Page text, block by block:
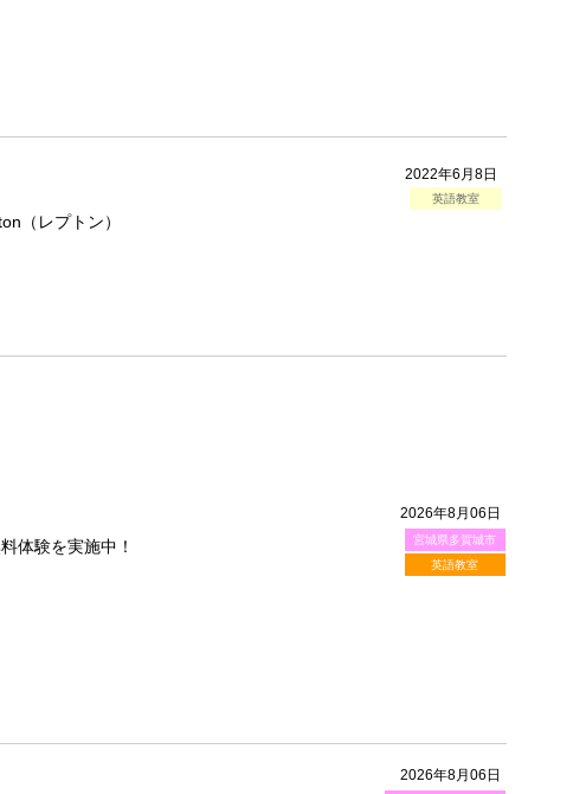
2022年6月8日
英語教室
（レプトン）
2026年8月06日
宮城県多賀城市
英語教室
体験を実施中！
2026年8月06日